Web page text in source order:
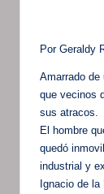
Por Geraldy
Amarrado de
que vecinos
sus atracos.
El hombre
quedó
industrial y
Ignacio de la